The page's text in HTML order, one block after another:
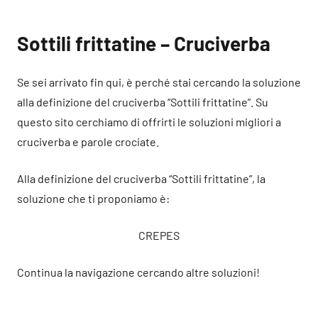
Sottili frittatine – Cruciverba
Se sei arrivato fin qui, è perché stai cercando la soluzione
alla definizione del cruciverba “Sottili frittatine”. Su
questo sito cerchiamo di offrirti le soluzioni migliori a
cruciverba e parole crociate.
Alla definizione del cruciverba “Sottili frittatine”, la
soluzione che ti proponiamo è:
CREPES
Continua la navigazione cercando altre soluzioni!